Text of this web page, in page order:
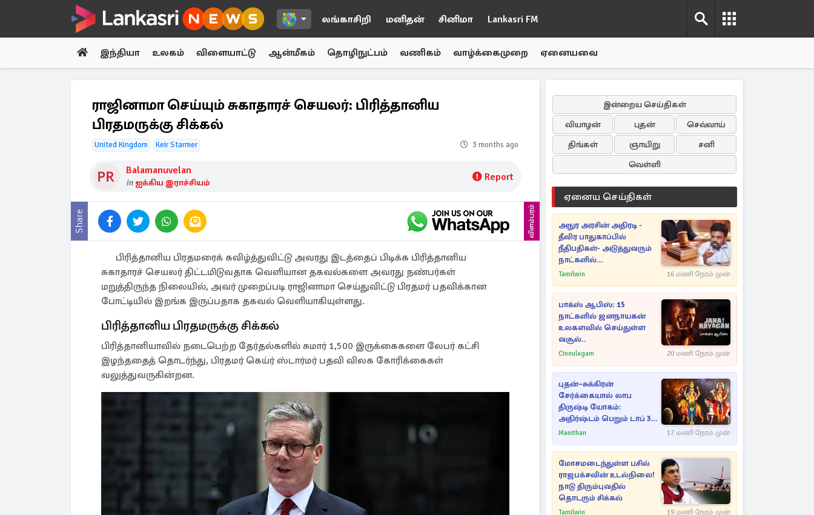
லங்காசிறி மனிதன் சினிமா Lankasri FM
இந்தியா உலகம் விளையாட்டு ஆன்மீகம் தொழிநுட்பம் வணிகம் வாழ்க்கைமுறை ஏனையவை
ராஜினாமா செய்யும் சுகாதாரச் செயலர்: பிரித்தானிய
பிரதமருக்கு சிக்கல்
United Kingdom Keir Starmer 3 months ago
Balamanuvelan
in ஐக்கிய இராச்சியம் Report
Share விளம்பரம்
பிரித்தானிய பிரதமரைக் கவிழ்த்துவிட்டு அவரது இடத்தைப் பிடிக்க பிரித்தானிய
சுகாதாரச் செயலர் திட்டமிடுவதாக வெளியான தகவல்களை அவரது நண்பர்கள்
மறுத்திருந்த நிலையில், அவர் முறைப்படி ராஜினாமா செய்துவிட்டு பிரதமர் பதவிக்கான
போட்டியில் இறங்க இருப்பதாக தகவல் வெளியாகியுள்ளது.
பிரித்தானிய பிரதமருக்கு சிக்கல்
பிரித்தானியாவில் நடைபெற்ற தேர்தல்களில் சுமார் 1,500 இருக்கைகளை லேபர் கட்சி
இழந்ததைத் தொடர்ந்து, பிரதமர் கெய்ர் ஸ்டார்மர் பதவி விலக கோரிக்கைகள்
வலுத்துவருகின்றன.
இன்றைய செய்திகள்
வியாழன்
புதன்
செவ்வாய்
திங்கள்
ஞாயிறு
சனி
வெள்ளி
ஏனைய செய்திகள்
அநுர அரசின் அதிரடி -
தீவிர பாதுகாப்பில்
நீதிபதிகள்- அடுத்துவரும்
நாட்களில்
அம்பலமாகவுள்ள ரகசியம்
Tamilwin 16 மணி நேரம் முன்
பாக்ஸ் ஆபிஸ்: 15
நாட்களில் ஜனநாயகன்
உலகளவில் செய்துள்ள
வசூல்..
Cineulagam 20 மணி நேரம் முன்
புதன்–சுக்கிரன்
சேர்க்கையால் லாப
திருஷ்டி யோகம்:
அதிர்ஷ்டம் பெறும் டாப் 3
ராசிகள்!
Manithan 17 மணி நேரம் முன்
மோசமடைந்துள்ள பசில்
ராஜபக்சவின் உடல்நிலை!
நாடு திரும்புவதில்
தொடரும் சிக்கல்
Tamilwin 19 மணி நேரம் முன்